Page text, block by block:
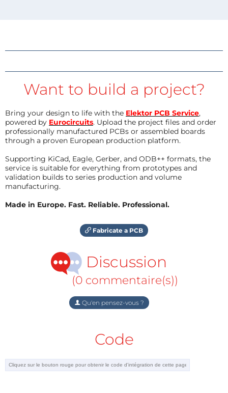
Want to build a project?
Bring your design to life with the Elektor PCB Service,
powered by Eurocircuits. Upload the project files and order
professionally manufactured PCBs or assembled boards
through a proven European production platform.
Supporting KiCad, Eagle, Gerber, and ODB++ formats, the
service is suitable for everything from prototypes and
validation builds to series production and volume
manufacturing.
Made in Europe. Fast. Reliable. Professional.
Fabricate a PCB
Discussion
(0 commentaire(s))
Qu'en pensez-vous ?
Code